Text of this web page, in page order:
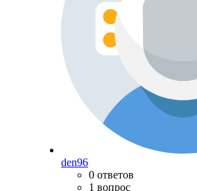
den96
0 ответов
1 вопрос